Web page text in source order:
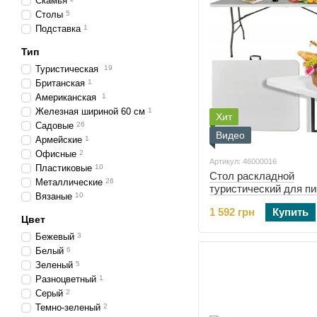
Хит
Видео
Артикул: 46000016
Стол раскладной
туристический для
Bonro BS 180 см
(46000016)
1 592 грн Купить
Столы 5
Подставка 1
Тип
Туристическая 19
Британская 1
Американская 1
Железная шириной 60 см 1
Садовые 26
Армейские 1
Офисные 2
Пластиковые 10
Металлические 26
Вязаные 10
Цвет
Бежевый 3
Белый 6
Зеленый 5
Разноцветный 1
Серый 2
Темно-зеленый 2